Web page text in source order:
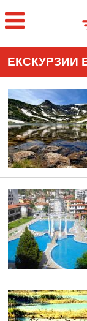
ЕКСКУРЗИИ